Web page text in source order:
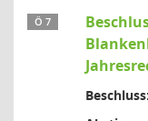
Ö 7
Beschluss: